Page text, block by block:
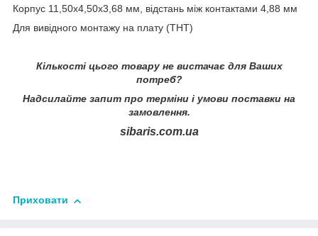
Корпус 11,50х4,50х3,68 мм, відстань між контактами 4,88 мм
Для вивідного монтажу на плату (THT)
Кількості цього товару не вистачає для Ваших
потреб?
Надсилайте запит про терміни i умови поставки на
замовлення.
sibaris.com.ua
Приховати